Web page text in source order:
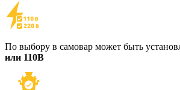
По выбору в самовар может быть
или 110В